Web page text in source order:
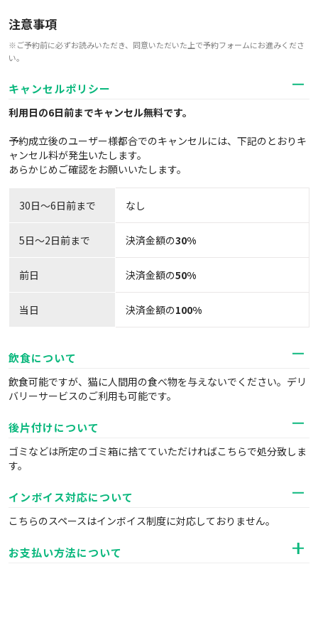
注意事項
※ご予約前に必ずお読みいただき、同意いただいた上で予約フォームにお進みくださ
い。
キャンセルポリシー
利用日の6日前までキャンセル無料です。
予約成立後のユーザー様都合でのキャンセルには、下記のとおりキ
ャンセル料が発生いたします。
あらかじめご確認をお願いいたします。
30日〜6日前まで なし
5日～2日前まで 決済金額の30%
前日 決済金額の50%
当日 決済金額の100%
飲食について
飲食可能ですが、猫に人間用の食べ物を与えないでください。デリ
バリーサービスのご利用も可能です。
後片付けについて
ゴミなどは所定のゴミ箱に捨てていただければこちらで処分致しま
す。
インボイス対応について
こちらのスペースはインボイス制度に対応しておりません。
お支払い方法について